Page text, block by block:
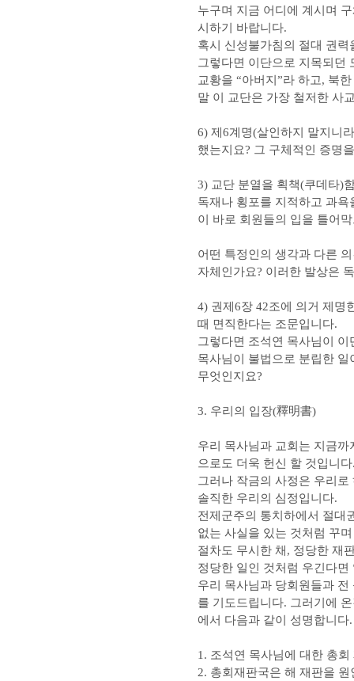
누구며 지금 어디에 계시며
시하기 바랍니다.
혹시 신성불가침의 절대 권
그렇다면 이단으로 지목되던
교황을 “아버지”라 하고, 북
말 이 교단은 가장 철저한 사
6) 제6계명(살인하지 말지니
했는지요? 그 구체적인 증명
3) 교단 분열을 획책(쿠데타)
독재나 횡포를 지적하고 과
이 바로 회원들의 입을 틀어
어떤 특정인의 생각과 다른
자체인가요? 이러한 발상은
4) 권제6장 42조에 의거 제명
때 면직한다는 조문입니다.
그렇다면 조석연 목사님이
목사님이 불법으로 분립한
무엇인지요?
3. 우리의 입장(釋明書)
우리 목사님과 교회는 지금
으로도 더욱 헌신 할 것입니
그러나 작금의 사정은 우리
솔직한 우리의 심정입니다.
전제군주의 통치하에서 절대
없는 사실을 있는 것처럼 꾸
절차도 무시한 채, 정당한 재
정당한 일인 것처럼 우긴다
우리 목사님과 당회원들과
를 기도드립니다. 그러기에
에서 다음과 같이 성명합니다.
1. 조석연 목사님에 대한 총
2. 총회재판국은 해 재판을